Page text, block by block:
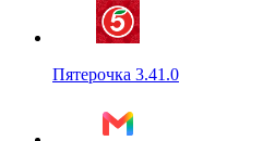
Пятерочка 3.41.0